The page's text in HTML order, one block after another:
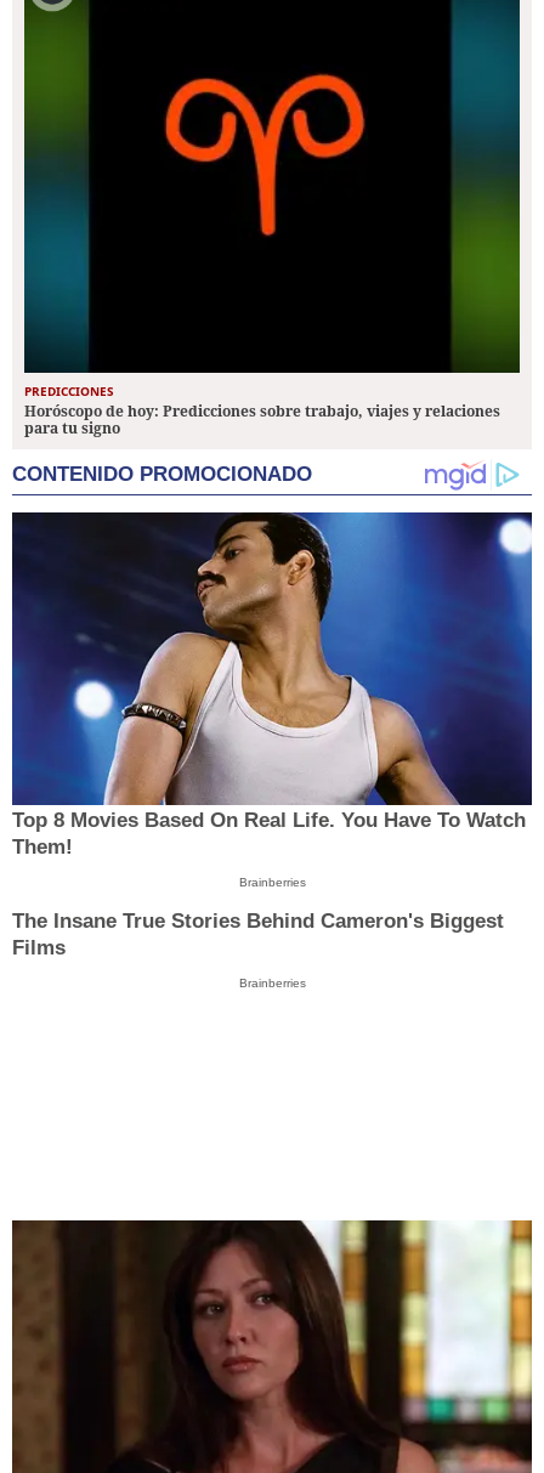
PREDICCIONES
Horóscopo de hoy: Predicciones sobre trabajo, viajes y relaciones
para tu signo
CONTENIDO PROMOCIONADO
Top 8 Movies Based On Real Life. You Have To Watch
Them!
Brainberries
The Insane True Stories Behind Cameron's Biggest
Films
Brainberries